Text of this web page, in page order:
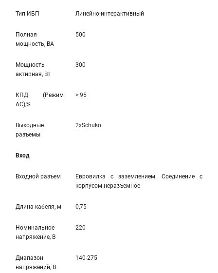
Тип ИБП Линейно-интерaктивный
Полная
мощность, ВА
500
Мощность
активная, Вт
300
КПД (Режим
AC),%
> 95
Выходные
разъемы
2xSchuko
Вход
Входной разъем
Евровилка с заземлением. Соединение с
корпусом неразъемное
Длина кабеля, м 0,75
Номинальное
напряжение, В
220
Диапазон
напряжений, В
140-275